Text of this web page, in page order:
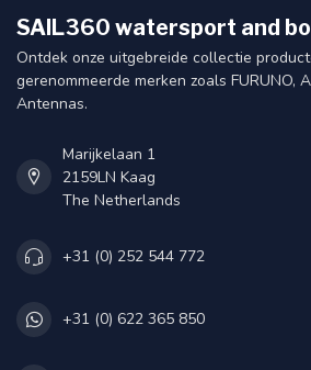
SAIL360 watersport and
Ontdek onze uitgebreide collectie
gerenommeerde merken zoals FURUNO,
Antennas.
Marijkelaan 1
2159LN Kaag
The Netherlands
+31 (0) 252 544 772
+31 (0) 622 365 850